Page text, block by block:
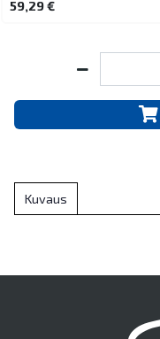
59,29 €
Kuvaus